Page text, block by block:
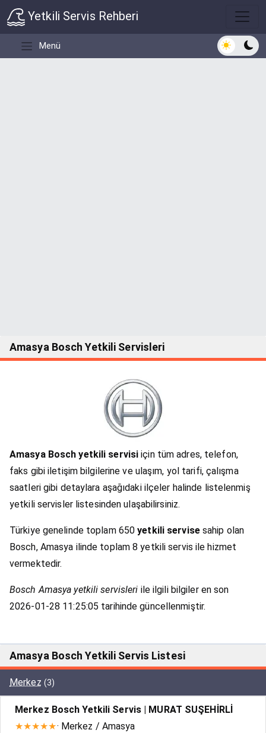
Yetkili Servis Rehberi
Menü Açık/Koyu
Amasya Bosch Yetkili Servisleri
Amasya Bosch yetkili servisi için tüm adres, telefon,
faks gibi iletişim bilgilerine ve ulaşım, yol tarifi, çalışma
saatleri gibi detaylara aşağıdaki ilçeler halinde listelenmiş
yetkili servisler listesinden ulaşabilirsiniz.
Türkiye genelinde toplam 650yetkili servisesahip olan
Bosch, Amasya ilinde toplam 8 yetkili servis ile hizmet
vermektedir.
Bosch Amasya yetkili servisleri ile ilgili bilgiler en son
2026-01-28 11:25:05 tarihinde güncellenmiştir.
Amasya Bosch Yetkili Servis Listesi
Merkez (3)
Merkez Bosch Yetkili Servis | MURAT SUŞEHİRLİ
★★★★★· Merkez / Amasya